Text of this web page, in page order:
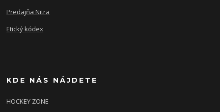
Predajňa Nitra
Etický kódex
KDE NÁS NÁJDETE
HOCKEY ZONE